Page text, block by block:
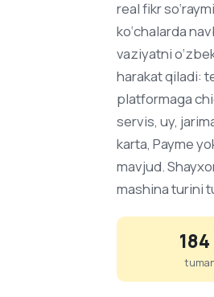
real fikr
ko‘chalarda
vaziyatni
harakat qiladi:
platformaga
servis, uy,
karta, Payme
mavjud.
mashina turini